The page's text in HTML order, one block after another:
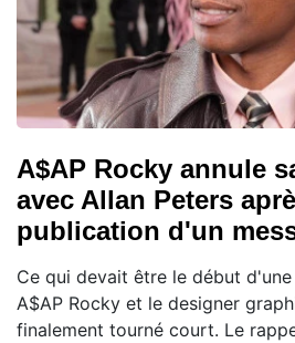
A$AP Rocky annule
avec Allan Peters
publication d'un
Ce qui devait être le début
A$AP Rocky et le designer
finalement tourné court. Le